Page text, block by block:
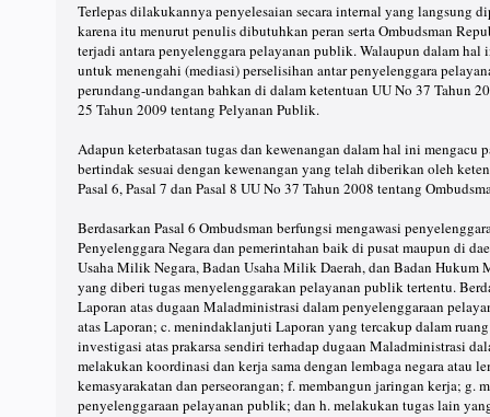
Terlepas dilakukannya penyelesaian secara internal yang langsung
karena itu menurut penulis dibutuhkan peran serta Ombudsman
terjadi antara penyelenggara pelayanan publik. Walaupun dalam hal
untuk menengahi (mediasi) perselisihan antar penyelenggara
perundang-undangan bahkan di dalam ketentuan UU No 37 Tahun
25 Tahun 2009 tentang Pelyanan Publik.
Adapun keterbatasan tugas dan kewenangan dalam hal ini mengacu
bertindak sesuai dengan kewenangan yang telah diberikan oleh
Pasal 6, Pasal 7 dan Pasal 8 UU No 37 Tahun 2008 tentang
Berdasarkan Pasal 6 Ombudsman berfungsi mengawasi
Penyelenggara Negara dan pemerintahan baik di pusat maupun di
Usaha Milik Negara, Badan Usaha Milik Daerah, dan Badan Hukum
yang diberi tugas menyelenggarakan pelayanan publik tertentu.
Laporan atas dugaan Maladministrasi dalam penyelenggaraan
atas Laporan; c. menindaklanjuti Laporan yang tercakup dalam
investigasi atas prakarsa sendiri terhadap dugaan Maladministrasi
melakukan koordinasi dan kerja sama dengan lembaga negara atau
kemasyarakatan dan perseorangan; f. membangun jaringan kerja; g.
penyelenggaraan pelayanan publik; dan h. melakukan tugas lain